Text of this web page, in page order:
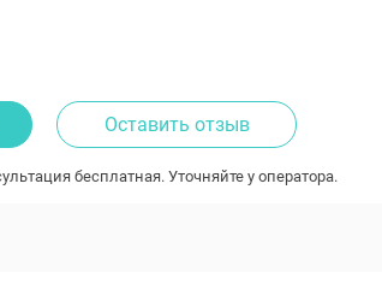
Оставить отзыв
бесплатная. Уточняйте у оператора.